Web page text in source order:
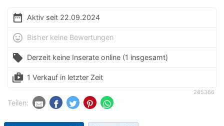
date_range Aktiv seit 22.09.2024
mood Bisher keine Bewertungen
local_offer Derzeit keine Inserate online (1 insgesamt)
shop_two 1 Verkauf in letzter Zeit
285366
Teilen: